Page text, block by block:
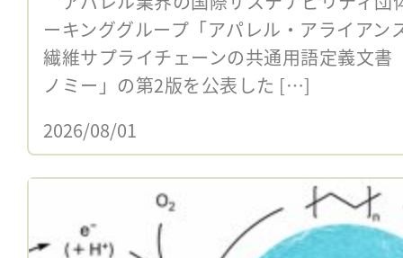
ーキンググループ「アパレル・アライアン
繊維サプライチェーンの共通用語定義文書
ノミー」の第2版を公表した […]
2026/08/01